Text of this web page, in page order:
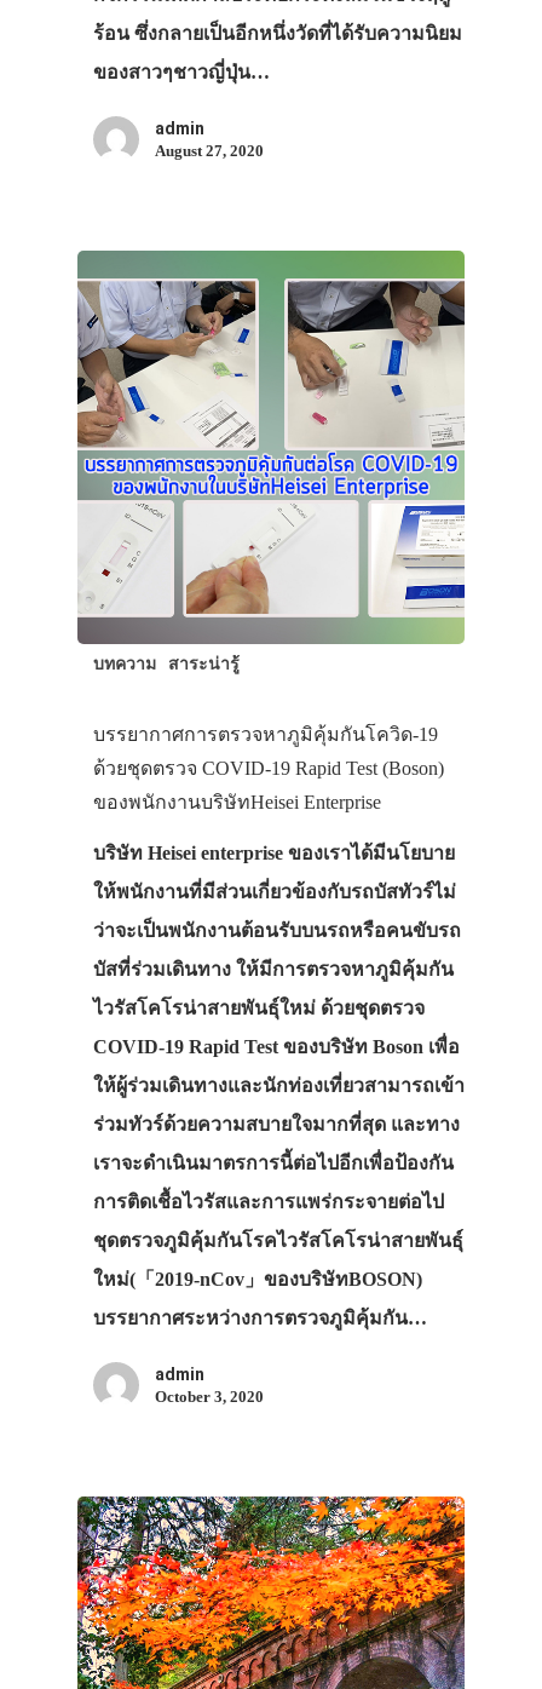
ร้อน ซึ่งกลายเป็นอีกหนึ่งวัดที่ได้รับความนิยม
ของสาวๆชาวญี่ปุ่น…
admin
August 27, 2020
บทความ สาระน่ารู้
บรรยากาศการตรวจหาภูมิคุ้มกันโควิด-19
ด้วยชุดตรวจ COVID-19 Rapid Test (Boson)
ของพนักงานบริษัทHeisei Enterprise
บริษัท Heisei enterprise ของเราได้มีนโยบาย
ให้พนักงานที่มีส่วนเกี่ยวข้องกับรถบัสทัวร์ไม่
ว่าจะเป็นพนักงานต้อนรับบนรถหรือคนขับรถ
บัสที่ร่วมเดินทาง ให้มีการตรวจหาภูมิคุ้มกัน
ไวรัสโคโรน่าสายพันธุ์ใหม่ ด้วยชุดตรวจ
COVID-19 Rapid Test ของบริษัท Boson เพื่อ
ให้ผู้ร่วมเดินทางและนักท่องเที่ยวสามารถเข้า
ร่วมทัวร์ด้วยความสบายใจมากที่สุด และทาง
เราจะดำเนินมาตรการนี้ต่อไปอีกเพื่อป้องกัน
การติดเชื้อไวรัสและการแพร่กระจายต่อไป
ชุดตรวจภูมิคุ้มกันโรคไวรัสโคโรน่าสายพันธุ์
ใหม่(「2019-nCov」ของบริษัทBOSON)
บรรยากาศระหว่างการตรวจภูมิคุ้มกัน…
admin
October 3, 2020